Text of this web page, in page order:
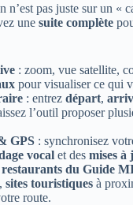
n’est pas juste sur un «
une suite complète
: zoom, vue satellite,
pour visualiser ce qui
: entrez départ,
l’outil proposer
GPS : synchronisez
vocal et des mises à
restaurants du Guide
, sites touristiques à
route.